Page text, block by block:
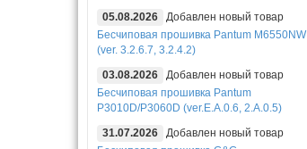
05.08.2026
Добавлен новый товар
Бесчиповая прошивка Pantum M6550NW
(ver. 3.2.6.7, 3.2.4.2)
03.08.2026
Добавлен новый товар
Бесчиповая прошивка Pantum
P3010D/P3060D (ver.E.A.0.6, 2.A.0.5)
31.07.2026
Добавлен новый товар